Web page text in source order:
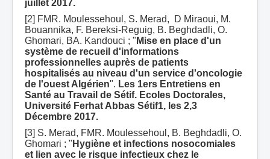
juillet 2017.
[2] FMR. Moulessehoul, S. Merad, D Miraoui, M.
Bouannika, F. Bereksi-Reguig, B. Beghdadli, O.
Ghomari, BA. Kandouci ; " Mise en place d'un
système de recueil d'informations
professionnelles auprès de patients
hospitalisés au niveau d'un service d'oncologie
de l'ouest Algérien". Les 1ers Entretiens en
Santé au Travail de Sétif. Ecoles Doctorales,
Université Ferhat Abbas Sétif1, les 2,3
Décembre 2017.
[3] S. Merad, FMR. Moulessehoul, B. Beghdadli, O.
Ghomari ; " Hygiène et infections nosocomiales
et lien avec le risque infectieux chez le